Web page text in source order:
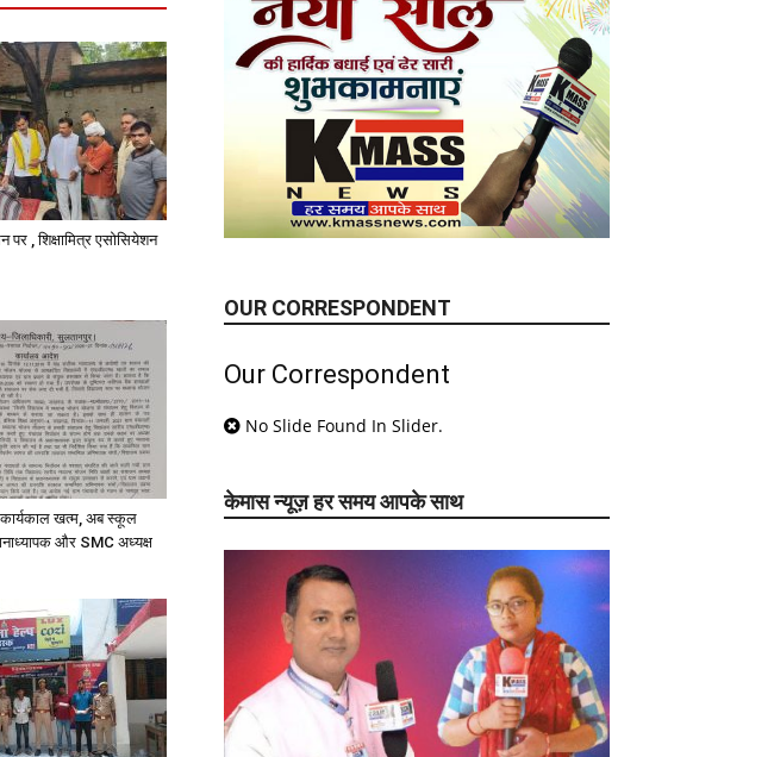
पर , शिक्षामित्र एसोसियेशन
कार्यकाल खत्म, अब स्कूल
और SMC अध्यक्ष
OUR CORRESPONDENT
Our Correspondent
No Slide Found In Slider.
केमास न्यूज़ हर समय आपके साथ